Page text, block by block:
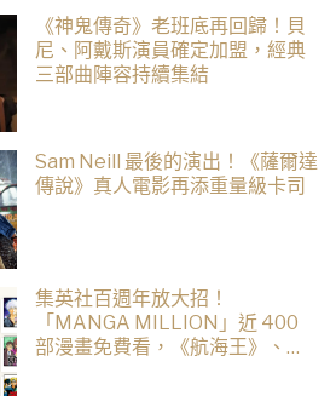
《神鬼傳奇》老班底再回歸！貝
尼、阿戴斯演員確定加盟，經典
三部曲陣容持續集結
Sam Neill 最後的演出！《薩爾達
傳說》真人電影再添重量級卡司
集英社百週年放大招！
「MANGA MILLION」近 400
部漫畫免費看，《航海王》、